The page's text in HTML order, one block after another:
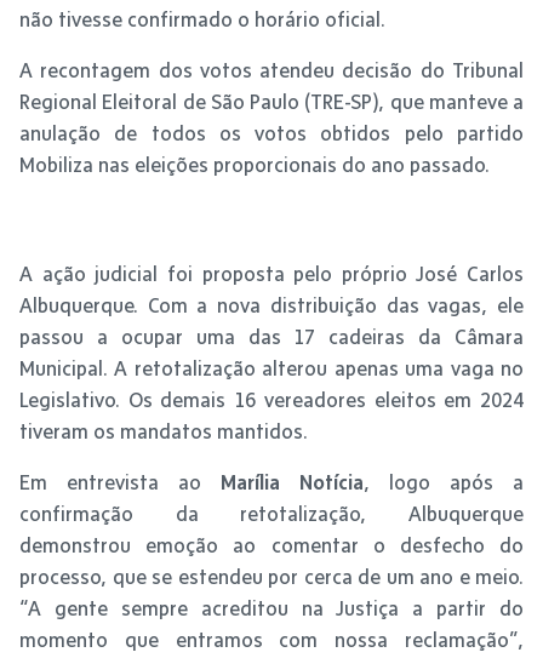
não tivesse confirmado o horário oficial.
A recontagem dos votos atendeu decisão do Tribunal
Regional Eleitoral de São Paulo (TRE-SP), que manteve a
anulação de todos os votos obtidos pelo partido
Mobiliza nas eleições proporcionais do ano passado.
A ação judicial foi proposta pelo próprio José Carlos
Albuquerque. Com a nova distribuição das vagas, ele
passou a ocupar uma das 17 cadeiras da Câmara
Municipal. A retotalização alterou apenas uma vaga no
Legislativo. Os demais 16 vereadores eleitos em 2024
tiveram os mandatos mantidos.
Em entrevista ao Marília Notícia, logo após a
confirmação da retotalização, Albuquerque
demonstrou emoção ao comentar o desfecho do
processo, que se estendeu por cerca de um ano e meio.
“A gente sempre acreditou na Justiça a partir do
momento que entramos com nossa reclamação”,